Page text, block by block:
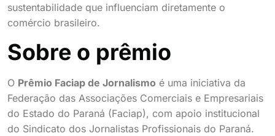
sustentabilidade que influenciam diretamente o
comércio brasileiro.
Sobre o prêmio
O Prêmio Faciap de Jornalismo é uma iniciativa da
Federação das Associações Comerciais e Empresariais
do Estado do Paraná (Faciap), com apoio institucional
do Sindicato dos Jornalistas Profissionais do Paraná.